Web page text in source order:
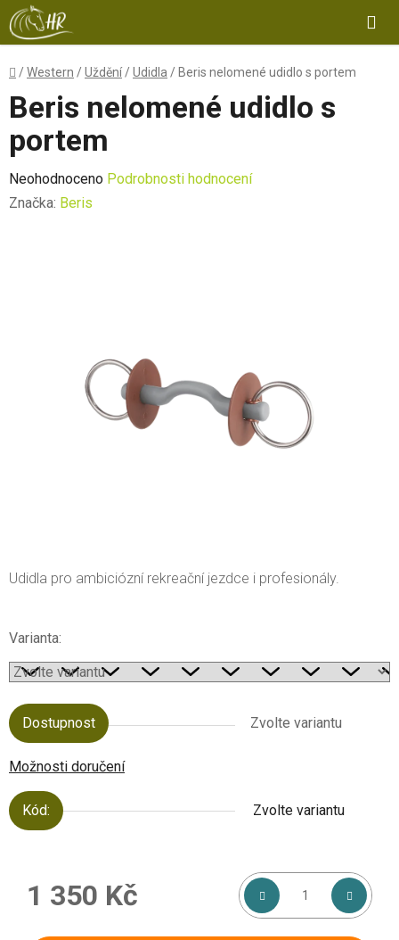
Přejít
na
obsah
Domů
/Western /Uždění /Udidla / Beris nelomené udidlo s portem
Udidla pro ambiciózní rekreační jezdce i profesionály.
Varianta:
Dostupnost Zvolte variantu
Možnosti doručení
Kód: Zvolte variantu
1 350 Kč
Beris nelomené udidlo s
portem
Průměrné
hodnocení
Neohodnoceno Podrobnosti hodnocení
Značka: Beris